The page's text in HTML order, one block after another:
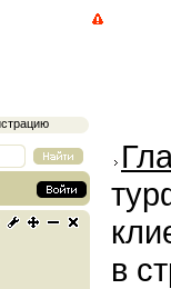
в